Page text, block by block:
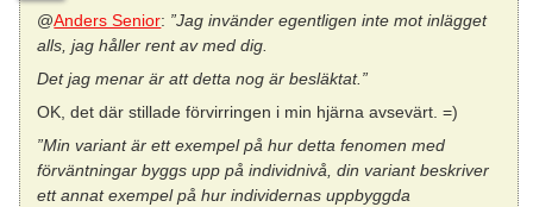
@Anders Senior: ”Jag invänder egentligen inte mot inlägget
alls, jag håller rent av med dig.
Det jag menar är att detta nog är besläktat.”
OK, det där stillade förvirringen i min hjärna avsevärt. =)
”Min variant är ett exempel på hur detta fenomen med
förväntningar byggs upp på individnivå, din variant beskriver
ett annat exempel på hur individernas uppbyggda